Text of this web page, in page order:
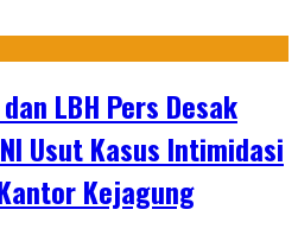
LBH Pers Desak
Usut Kasus Intimidasi
Kejagung